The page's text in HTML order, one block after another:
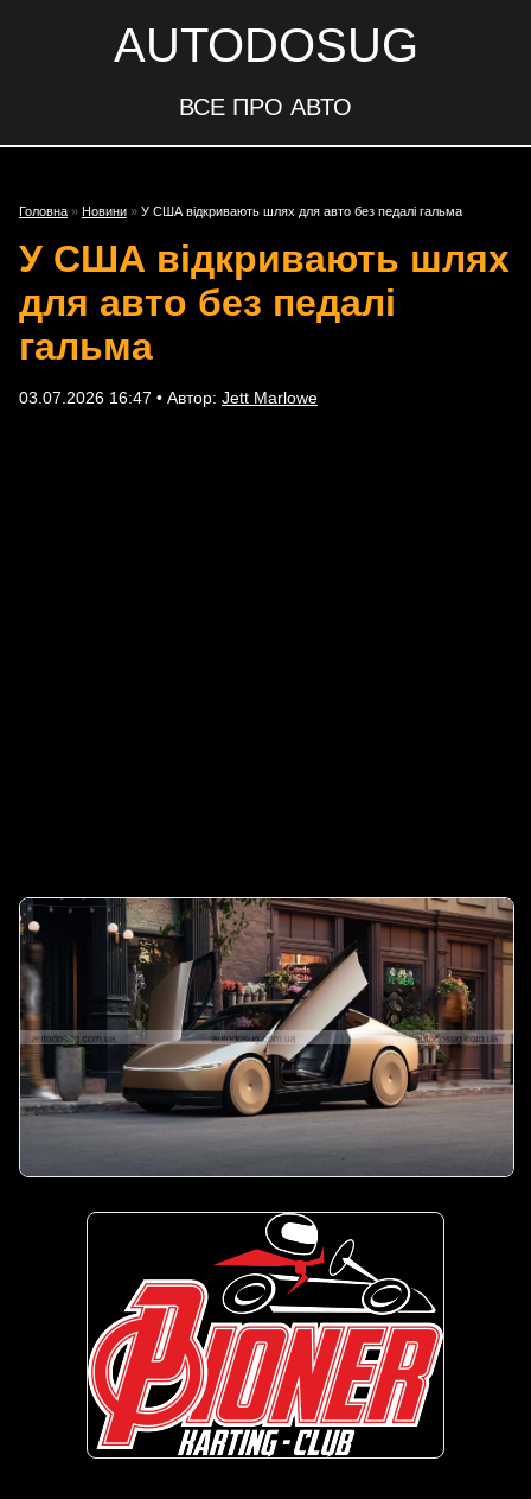
AUTODOSUG
ВСЕ ПРО АВТО
Головна » Новини » У США відкривають шлях для авто без педалі гальма
У США відкривають шлях
для авто без педалі
гальма
03.07.2026 16:47 • Автор: Jett Marlowe